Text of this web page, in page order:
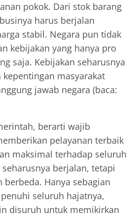
pokok. Dari stok barang
harus berjalan
stabil. Negara pun tidak
kebijakan yang hanya pro
saja. Kebijakan seharusnya
masyarakat
jawab negara (baca:
berarti wajib
pelayanan terbaik
maksimal terhadap seluruh
berjalan, tetapi
berbeda. Hanya sebagian
seluruh hajatnya,
disuruh untuk memikirkan